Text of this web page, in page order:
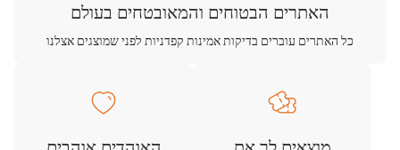
האתרים הבטוחים והמאובטחים בעולם
כל האתרים עוברים בדיקות אמינות קפדניות לפני שמוצגים אצלנו